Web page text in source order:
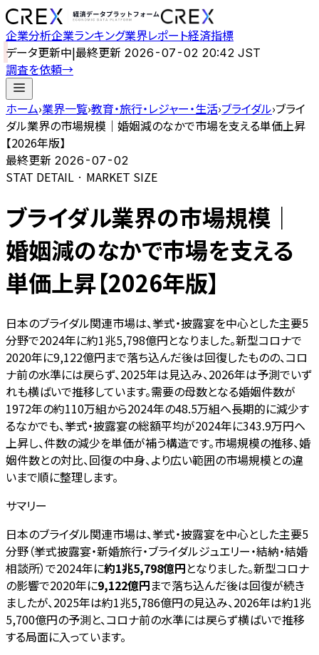
企業分析企業ランキング業界レポート経済指標
データ更新中|最終更新 2026-07-02 20:42 JST
調査を依頼→
ホーム›業界一覧›教育・旅行・レジャー・生活›ブライダル›ブライ
ダル業界の市場規模｜婚姻減のなかで市場を支える単価上昇
【2026年版】
最終更新 2026-07-02
STAT DETAIL · MARKET SIZE
ブライダル業界の市場規模｜
婚姻減のなかで市場を支える
単価上昇【2026年版】
日本のブライダル関連市場は、挙式・披露宴を中心とした主要5
分野で2024年に約1兆5,798億円となりました。新型コロナで
2020年に9,122億円まで落ち込んだ後は回復したものの、コロ
ナ前の水準には戻らず、2025年は見込み、2026年は予測でいず
れも横ばいで推移しています。需要の母数となる婚姻件数が
1972年の約110万組から2024年の48.5万組へ長期的に減少す
るなかでも、挙式・披露宴の総額平均が2024年に343.9万円へ
上昇し、件数の減少を単価が補う構造です。市場規模の推移、婚
姻件数との対比、回復の中身、より広い範囲の市場規模との違
いまで順に整理します。
サマリー
日本のブライダル関連市場は、挙式・披露宴を中心とした主要5
分野（挙式披露宴・新婚旅行・ブライダルジュエリー・結納・結婚
相談所）で2024年に約1兆5,798億円となりました。新型コロナ
の影響で2020年に9,122億円まで落ち込んだ後は回復が続き
ましたが、2025年は約1兆5,786億円の見込み、2026年は約1兆
5,700億円の予測と、コロナ前の水準には戻らず横ばいで推移
する局面に入っています。